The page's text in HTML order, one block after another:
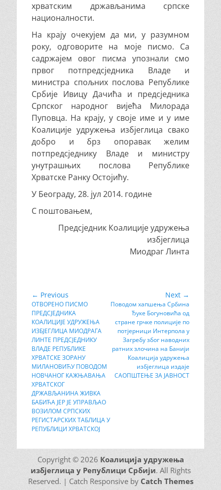
хрватским држављанима српске
националности.
На крају очекујем да ми, у разумном
року, одговорите на моје писмо. Са
садржајем овог писма упознали смо
првог потпредсједника Владе и
министра спољних послова Републике
Србије Ивицу Дачића и предсједника
Српског народног вијећа Милорада
Пуповца. На крају, у своје име и у име
Коалиције удружења избјеглица свако
добро и брз опоравак желим
потпредсједнику Владе и министру
унутрашњих послова Републике
Хрватске Ранку Остојићу.
У Београду, 28. јул 2014. године
С поштовањем,
Предсједник Коалиције удружења
избјеглица
Миодраг Линта
Кретање
чланка
← Previous
Previous
post:
ОТВОРЕНО ПИСМО
ПРЕДСЈЕДНИКА
КОАЛИЦИЈЕ УДРУЖЕЊА
ИЗБЈЕГЛИЦА МИОДРАГА
ЛИНТЕ ПРЕДСЈЕДНИКУ
ВЛАДЕ РЕПУБЛИКЕ
ХРВАТСКЕ ЗОРАНУ
МИЛАНОВИЋУ ПОВОДОМ
НОВЧАНОГ КАЖЊАВАЊА
ХРВАТСКОГ
ДРЖАВЉАНИНА ЖИВКА
БАБИЋА ЈЕР ЈЕ УПРАВЉАО
ВОЗИЛОМ СРПСКИХ
РЕГИСТАРСКИХ ТАБЛИЦА У
РЕПУБЛИЦИ ХРВАТСКОЈ
Next →
Next
Повoдом хапшења Србина
Ђуке Богуновића од
стране грчке полиције по
потјерници Интерпола у
Загребу због наводних
ратних злочина на Банији
Коалиција удружења
избјеглица издаје
САОПШТЕЊЕ ЗА ЈАВНОСТ
Copyright © 2026 Коалиција удружења
избјеглица у Републици Србији. All Rights
Reserved. | Catch Responsive by Catch Themes